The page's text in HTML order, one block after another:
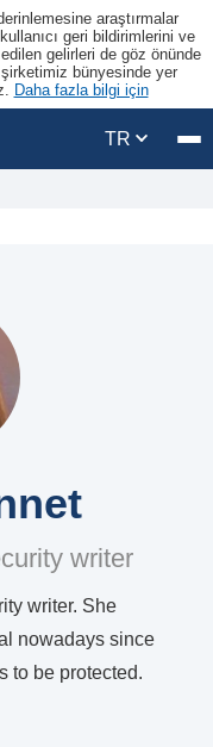
araştırmalar
geri bildirimlerini ve
gelirleri de göz önünde
şirketimiz bünyesinde yer
Daha fazla bilgi için
TR
writer
writer. She
nowadays since
to be protected.